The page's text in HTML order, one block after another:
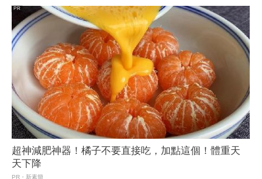
超神減肥神器！橘子不要直接吃，加點這個！體重天
天下降
PR・新素簡